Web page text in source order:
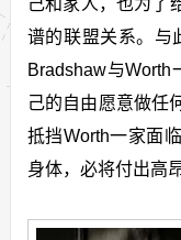
谱的联盟关系。与
Bradshaw与
己的自由愿意做任
抵挡Worth一家面
身体，必将付出高